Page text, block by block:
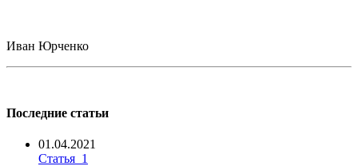
Иван Юрченко
Последние статьи
01.04.2021
Статья_1